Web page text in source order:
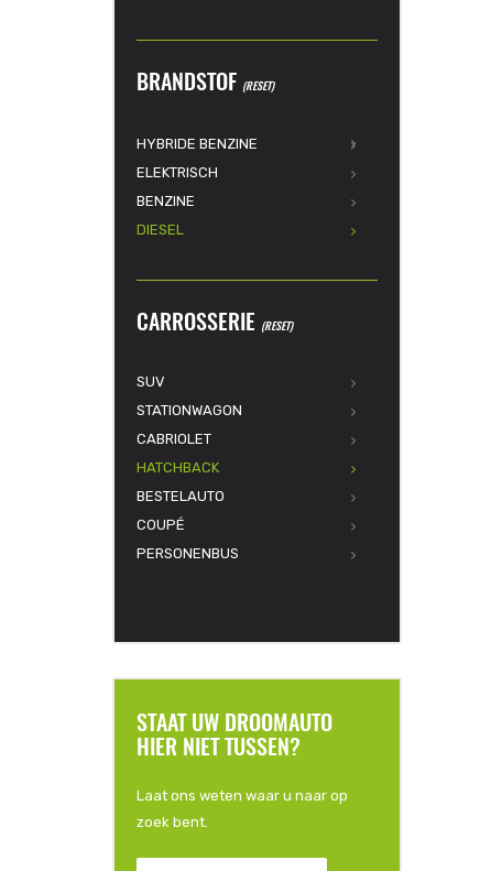
BRANDSTOF (RESET)
HYBRIDE BENZINE
ELEKTRISCH
BENZINE
DIESEL
CARROSSERIE (RESET)
SUV
STATIONWAGON
CABRIOLET
HATCHBACK
BESTELAUTO
COUPÉ
PERSONENBUS
STAAT UW DROOMAUTO
HIER NIET TUSSEN?
Laat ons weten waar u naar op
zoek bent.